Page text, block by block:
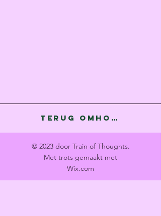
Terug omhoog
© 2023 door Train of Thoughts.
Met trots gemaakt met
Wix.com